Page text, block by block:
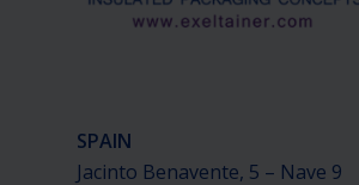
SPAIN
Jacinto Benavente, 5 – Nave 9